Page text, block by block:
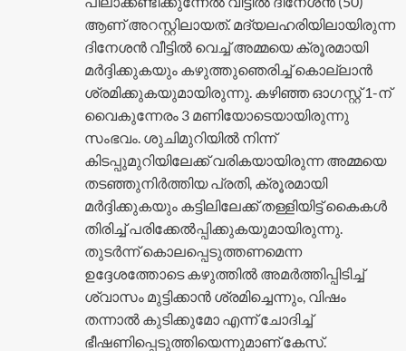
ആണ് അറസ്റ്റിലായത്. മദ്യലഹരിയിലായിരുന്ന
ദിനേശൻ വീട്ടിൽ വെച്ച് അമ്മയെ ക്രൂരമായി
മർദ്ദിക്കുകയും കഴുത്തുഞെരിച്ച് കൊല്ലാൻ
ശ്രമിക്കുകയുമായിരുന്നു. കഴിഞ്ഞ ഓഗസ്റ്റ് 1-ന്
വൈകുന്നേരം 3 മണിയോടെയായിരുന്നു
സംഭവം. ശുചിമുറിയിൽ നിന്ന്
കിടപ്പുമുറിയിലേക്ക് വരികയായിരുന്ന അമ്മയെ
തടഞ്ഞുനിർത്തിയ പ്രതി, ക്രൂരമായി
മർദ്ദിക്കുകയും കട്ടിലിലേക്ക് തള്ളിയിട്ട് കൈകൾ
തിരിച്ച് പരിക്കേൽപ്പിക്കുകയുമായിരുന്നു.
തുടർന്ന് കൊലപ്പെടുത്തണമെന്ന
ഉദ്ദേശത്തോടെ കഴുത്തിൽ അമർത്തിപ്പിടിച്ച്
ശ്വാസം മുട്ടിക്കാൻ ശ്രമിച്ചെന്നും, വിഷം
തന്നാൽ കുടിക്കുമോ എന്ന് ചോദിച്ച്
ഭീഷണിപ്പെടുത്തിയെന്നുമാണ് കേസ്.